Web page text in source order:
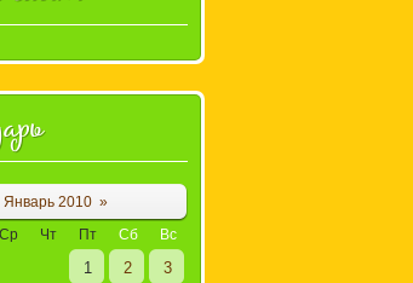
Январь 2010 »
Ср Чт Пт Сб Вс
1 2 3